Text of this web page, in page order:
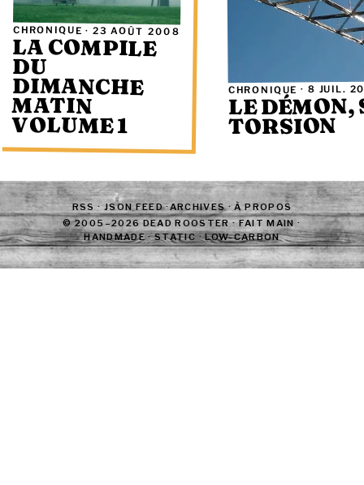
CHRONIQUE ·23 AOÛT 2008
LA COMPILE
DU
DIMANCHE
MATIN
VOLUME 1
CHRONIQUE ·8 JUIL.
LE DÉMON,
TORSION
RSS·JSON FEED·ARCHIVES·À PROPOS
© 2005–2026 DEAD ROOSTER · FAIT MAIN ·
HANDMADE · STATIC · LOW-CARBON